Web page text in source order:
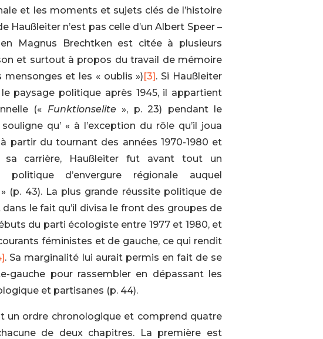
et les moments et sujets clés de l’histoire
Haußleiter n’est pas celle d’un Albert Speer –
Magnus Brechtken est citée à plusieurs
et surtout à propos du travail de mémoire
et les « oublis »)[3]. Si Haußleiter
paysage politique après 1945, il appartient
(« Funktionselite», p. 23) pendant le
qu’ « à l’exception du rôle qu’il joua
à partir du tournant des années 1970-1980 et
carrière, Haußleiter fut avant tout un
d’envergure régionale auquel
(p. 43). La plus grande réussite politique de
le fait qu’il divisa le front des groupes de
du parti écologiste entre 1977 et 1980, et
féministes et de gauche, ce qui rendit
. Sa marginalité lui aurait permis en fait de se
gauche pour rassembler en dépassant les
et partisanes (p. 44).
un ordre chronologique et comprend quatre
de deux chapitres. La première est